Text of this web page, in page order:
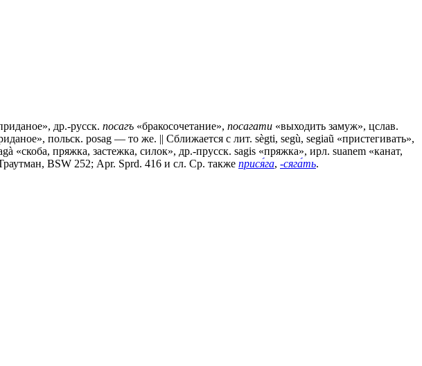
др.-русск. посагъ «бракосочетание», посагати «выходить замуж», цслав.
польск. роsаg — то же. || Сближается с лит. sègti, segù, segiaũ «пристегивать»,
«скоба, пряжка, застежка, силок», др.-прусск. sagis «пряжка», ирл. suanem «канат,
ВSW 252; Арr. Sprd. 416 и сл. Ср. также прися́га, -сяга́ть.